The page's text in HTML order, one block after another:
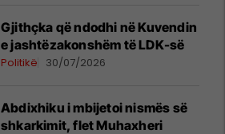
Gjithçka që ndodhi në Kuvendin
e jashtëzakonshëm të LDK-së
Politikë 30/07/2026
Abdixhiku i mbijetoi nismës së
shkarkimit, flet Muhaxheri